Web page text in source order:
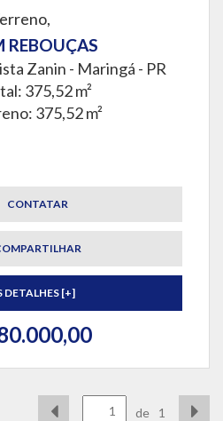
REBOUÇAS
Zanin - Maringá - PR
375,52 m²
375,52 m²
CONTATAR
DETALHES [+]
de 1